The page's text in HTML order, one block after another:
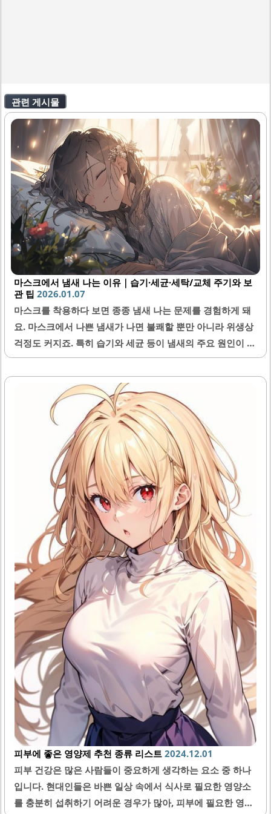
관련 게시물
마스크에서 냄새 나는 이유｜습기·세균·세탁/교체 주기와 보
관 팁 2026.01.07
마스크를 착용하다 보면 종종 냄새 나는 문제를 경험하게 돼
요. 마스크에서 나쁜 냄새가 나면 불쾌할 뿐만 아니라 위생상
걱정도 커지죠. 특히 습기와 세균 등이 냄새의 주요 원인이 될
수 있어서, 이를 잘 이해하고 올바른 세탁과 교체 주기를 지키
는 것이 중요해요. 이번 글에서는 마스크에서 냄새가 나는 다
양한 이유와 함께 효과적인 보관 방법까지 자세히 알려드릴
게요.1. 마스크에서 냄새가 나는 주요 원인마스크에서 냄새가
나는 이유는 주로 내부에 쌓인 습기와 세균 번식 때문이에요.
사람이 숨을 쉴 때 나오는 이산화탄소와 습기로 인해 마스크
안은 습해지고, 이 환경이 세균과 곰팡이 증식을 촉진해요. 뿐
만 아니라 마스크를 장시간 착용하거나 제대로 세탁하지 않
으면 음식 냄새, 땀 냄새 같은 불쾌한 냄새가 발생할..
피부에 좋은 영양제 추천 종류 리스트 2024.12.01
피부 건강은 많은 사람들이 중요하게 생각하는 요소 중 하나
입니다. 현대인들은 바쁜 일상 속에서 식사로 필요한 영양소
를 충분히 섭취하기 어려운 경우가 많아, 피부에 필요한 영양